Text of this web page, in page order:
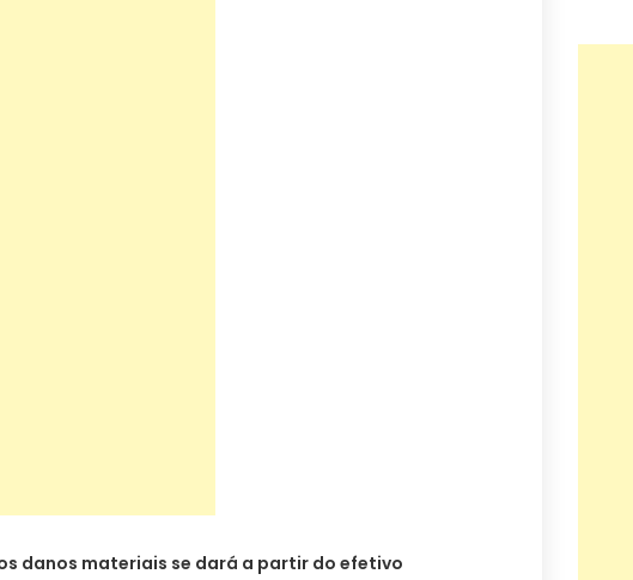
danos materiais se dará a partir do efetivo